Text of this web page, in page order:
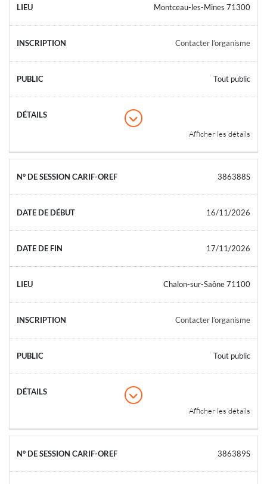
Montceau-les-Mines 71300
Contacter l’organisme
Tout public
Afficher les détails
386388S
16/11/2026
17/11/2026
Chalon-sur-Saône 71100
Contacter l’organisme
Tout public
Afficher les détails
386389S